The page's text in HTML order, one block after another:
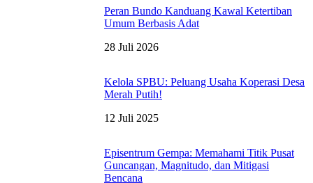
Peran Bundo Kanduang Kawal Ketertiban
Umum Berbasis Adat
28 Juli 2026
Kelola SPBU: Peluang Usaha Koperasi Desa
Merah Putih!
12 Juli 2025
Episentrum Gempa: Memahami Titik Pusat
Guncangan, Magnitudo, dan Mitigasi
Bencana